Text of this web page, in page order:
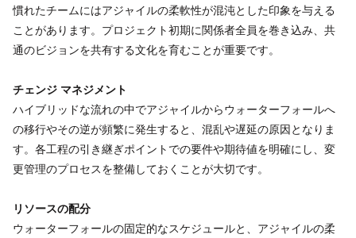
慣れたチームにはアジャイルの柔軟性が混沌とした印象を与える
ことがあります。プロジェクト初期に関係者全員を巻き込み、共
通のビジョンを共有する文化を育むことが重要です。
チェンジ マネジメント
ハイブリッドな流れの中でアジャイルからウォーターフォールへ
の移行やその逆が頻繁に発生すると、混乱や遅延の原因となりま
す。各工程の引き継ぎポイントでの要件や期待値を明確にし、変
更管理のプロセスを整備しておくことが大切です。
リソースの配分
ウォーターフォールの固定的なスケジュールと、アジャイルの柔